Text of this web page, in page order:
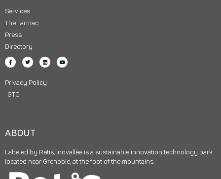
Services
The Tarmac
Press
Directory
Privacy Policy
GTC
ABOUT
Labeled by Retis, inovallée is a sustainable innovation technology park
located near Grenoble, at the foot of the mountains.